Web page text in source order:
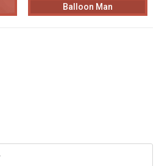
Balloon Man